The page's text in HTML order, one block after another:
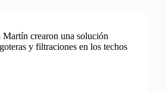
Martín crearon una solución
y filtraciones en los techos